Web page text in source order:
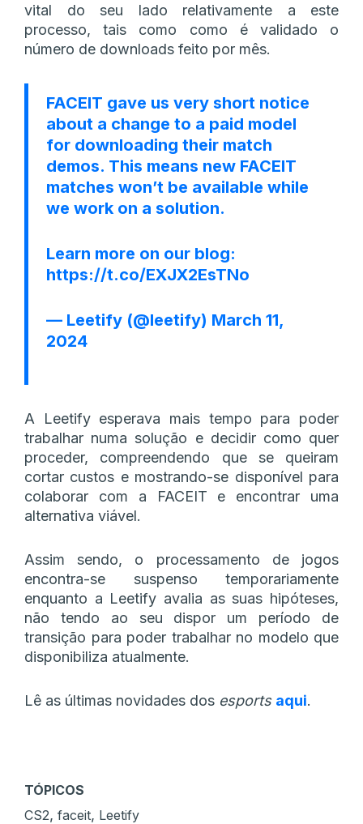
vital do seu lado relativamente a este
processo, tais como como é validado o
número de downloads feito por mês.
FACEIT gave us very short notice
about a change to a paid model
for downloading their match
demos. This means new FACEIT
matches won’t be available while
we work on a solution.
Learn more on our blog:
https://t.co/EXJX2EsTNo
— Leetify (@leetify) March 11,
2024
A Leetify esperava mais tempo para poder
trabalhar numa solução e decidir como quer
proceder, compreendendo que se queiram
cortar custos e mostrando-se disponível para
colaborar com a FACEIT e encontrar uma
alternativa viável.
Assim sendo, o processamento de jogos
encontra-se suspenso temporariamente
enquanto a Leetify avalia as suas hipóteses,
não tendo ao seu dispor um período de
transição para poder trabalhar no modelo que
disponibiliza atualmente.
Lê as últimas novidades dos esports aqui.
TÓPICOS
CS2, faceit, Leetify